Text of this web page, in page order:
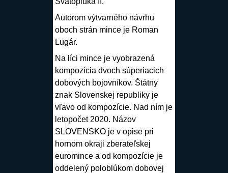
Autorom výtvarného návrhu
oboch strán minceje Roman
Lugár.
Na líci minceje vyobrazená
kompozícia dvoch súperiacich
dobových bojovníkov. Štátny
znak Slovenskej republiky je
vľavo od kompozície. Nad ním je
letopočet 2020. Názov
SLOVENSKO je v opise pri
hornom okraji zberateľskej
euromince a od kompozície je
oddelený poloblúkom dobovej